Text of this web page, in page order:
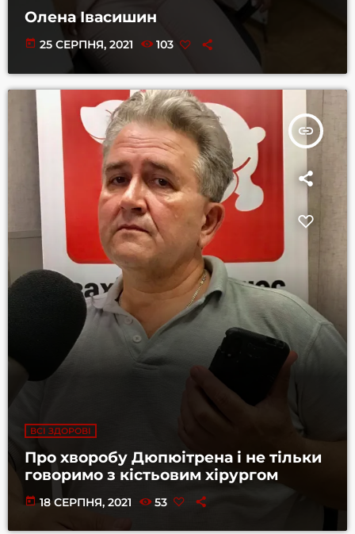
Олена Івасишин
today 25 СЕРПНЯ, 2021 103
insert_link
ВСІ ЗДОРОВІ
Про хворобу Дюпюітрена і не тільки
говоримо з кістьовим хірургом
today 18 СЕРПНЯ, 2021 53